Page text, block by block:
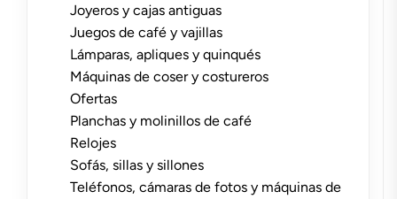
Joyeros y cajas antiguas
Juegos de café y vajillas
Lámparas, apliques y quinqués
Máquinas de coser y costureros
Ofertas
Planchas y molinillos de café
Relojes
Sofás, sillas y sillones
Teléfonos, cámaras de fotos y máquinas de